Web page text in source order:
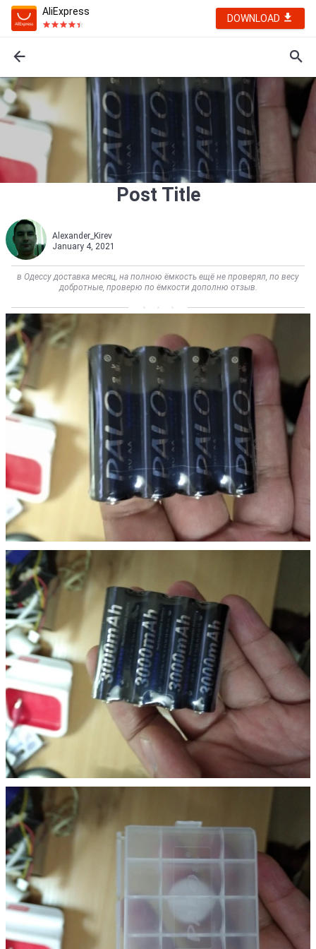
AliExpress
DOWNLOAD
Post Title
Alexander_Kirev
January 4, 2021
в Одессу доставка месяц, на полною ёмкость ещё не проверял, по весу
добротные, проверю по ёмкости дополню отзыв.